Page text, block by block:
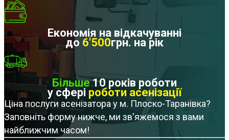
Економія на відкачуванні
до 6'500грн. на рік
Більше10 років роботи
у сфері роботи асенізації
Ціна послуги асенізатора у м. Плоско-Таранівка?
Заповніть форму нижче, ми зв'яжемося з вами
найближчим часом!